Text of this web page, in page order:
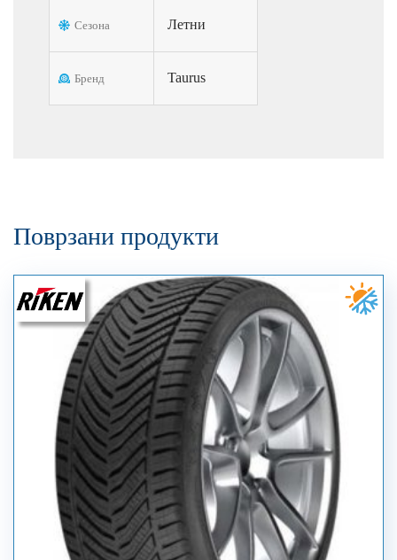
Сезона Летни
Бренд Taurus
Поврзани продукти